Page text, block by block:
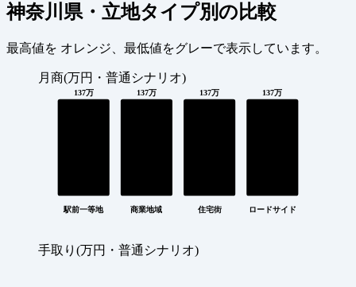
神奈川県・立地タイプ別の比較
最高値を オレンジ 、最低値をグレーで表示しています。
月商(万円・普通シナリオ)
137万
駅前一等地
137万
商業地域
137万
住宅街
137万
ロードサイド
手取り(万円・普通シナリオ)